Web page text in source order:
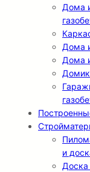
Дома
Дома
Дома
и
Доска